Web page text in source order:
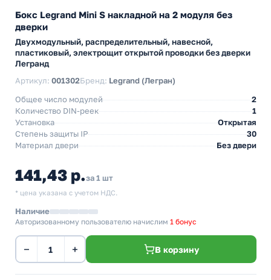
Бокс Legrand Mini S накладной на 2 модуля без
дверки
Двухмодульный, распределительный, навесной,
пластиковый, электрощит открытой проводки без дверки
Легранд
Артикул: 001302Бренд: Legrand (Легран)
Общее число модулей
2
Количество DIN-реек
1
Установка
Открытая
Степень защиты IP
30
Материал двери
Без двери
141,43 р.за 1 шт
* цена указана с учетом НДС.
Наличие
Авторизованному пользователю начислим 1 бонус
− + В корзину